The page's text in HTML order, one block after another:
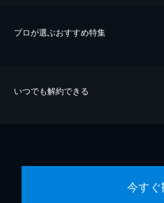
プロが選ぶおすすめ特集
いつでも解約できる
今すぐ